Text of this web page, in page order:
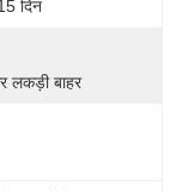
दिन
लकड़ी बाहर